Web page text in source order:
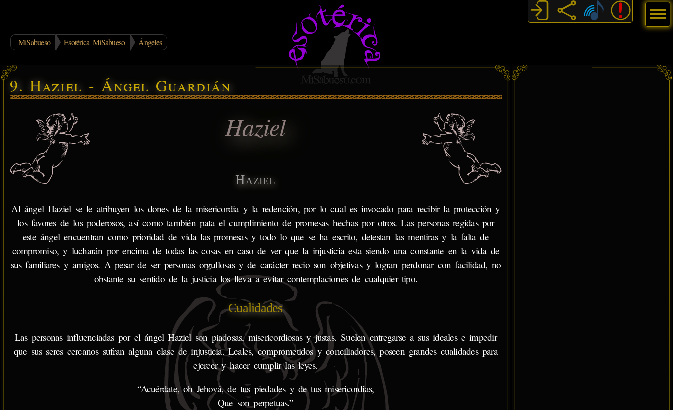
MiSabueso Esotérica MiSabueso Ángeles
9. Haziel - Ángel Guardián
Haziel
Haziel
Al ángel Haziel se le atribuyen los dones de la misericordia y la redención, por lo cual es invocado para recibir la protección y
los favores de los poderosos, así como también pata el cumplimiento de promesas hechas por otros. Las personas regidas por
este ángel encuentran como prioridad de vida las promesas y todo lo que se ha escrito, detestan las mentiras y la falta de
compromiso, y lucharán por encima de todas las cosas en caso de ver que la injusticia esta siendo una constante en la vida de
sus familiares y amigos. A pesar de ser personas orgullosas y de carácter recio son objetivas y logran perdonar con facilidad, no
obstante su sentido de la justicia los lleva a evitar contemplaciones de cualquier tipo.
Cualidades
Las personas influenciadas por el ángel Haziel son piadosas, misericordiosas y justas. Suelen entregarse a sus ideales e impedir
que sus seres cercanos sufran alguna clase de injusticia. Leales, comprometidos y conciliadores, poseen grandes cualidades para
ejercer y hacer cumplir las leyes.
“Acuérdate, oh Jehová, de tus piedades y de tus misericordias,
Que son perpetuas.”
Menú